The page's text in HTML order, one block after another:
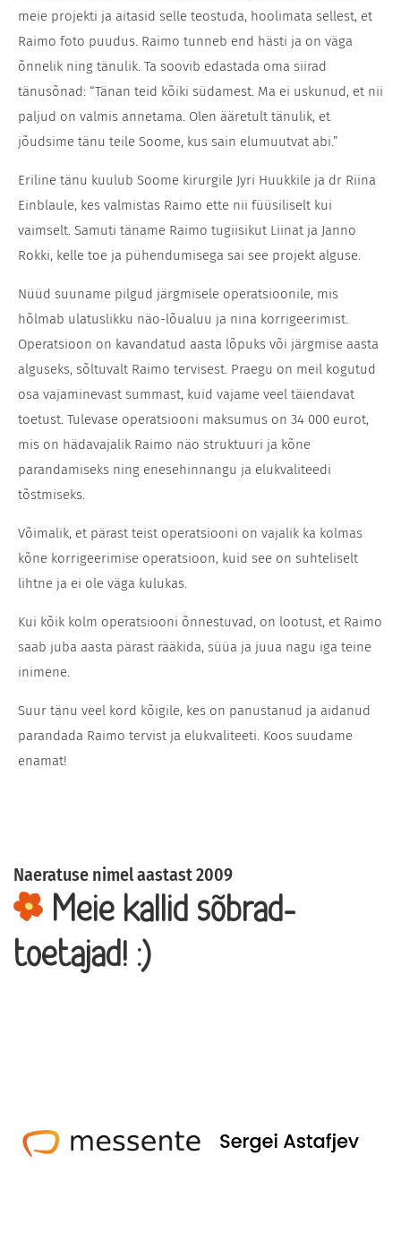
meie projekti ja aitasid selle teostuda, hoolimata sellest, et
Raimo foto puudus. Raimo tunneb end hästi ja on väga
õnnelik ning tänulik. Ta soovib edastada oma siirad
tänusõnad: “Tänan teid kõiki südamest. Ma ei uskunud, et nii
paljud on valmis annetama. Olen ääretult tänulik, et
jõudsime tänu teile Soome, kus sain elumuutvat abi.”
Eriline tänu kuulub Soome kirurgile Jyri Huukkile ja dr Riina
Einblaule, kes valmistas Raimo ette nii füüsiliselt kui
vaimselt. Samuti täname Raimo tugiisikut Liinat ja Janno
Rokki, kelle toe ja pühendumisega sai see projekt alguse.
Nüüd suuname pilgud järgmisele operatsioonile, mis
hõlmab ulatuslikku näo-lõualuu ja nina korrigeerimist.
Operatsioon on kavandatud aasta lõpuks või järgmise aasta
alguseks, sõltuvalt Raimo tervisest. Praegu on meil kogutud
osa vajaminevast summast, kuid vajame veel täiendavat
toetust. Tulevase operatsiooni maksumus on 34 000 eurot,
mis on hädavajalik Raimo näo struktuuri ja kõne
parandamiseks ning enesehinnangu ja elukvaliteedi
tõstmiseks.
Võimalik, et pärast teist operatsiooni on vajalik ka kolmas
kõne korrigeerimise operatsioon, kuid see on suhteliselt
lihtne ja ei ole väga kulukas.
Kui kõik kolm operatsiooni õnnestuvad, on lootust, et Raimo
saab juba aasta pärast rääkida, süüa ja juua nagu iga teine
inimene.
Suur tänu veel kord kõigile, kes on panustanud ja aidanud
parandada Raimo tervist ja elukvaliteeti. Koos suudame
enamat!
Naeratuse nimel aastast 2009
Meie kallid sõbrad-
toetajad! :)